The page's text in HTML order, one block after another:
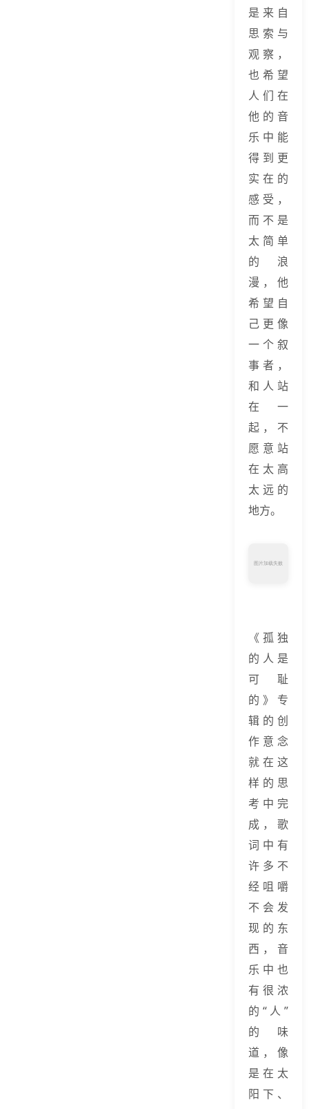
是来自
思索与
观察，
也希望
人们在
他的音
乐中能
得到更
实在的
感受，
而不是
太简单
的浪
漫，他
希望自
己更像
一个叙
事者，
和人站
在一
起，不
愿意站
在太高
太远的
地方。
《孤独
的人是
可耻
的》专
辑的创
作意念
就在这
样的思
考中完
成，歌
词中有
许多不
经咀嚼
不会发
现的东
西，音
乐中也
有很浓
的“人”
的味
道，像
是在太
阳下、